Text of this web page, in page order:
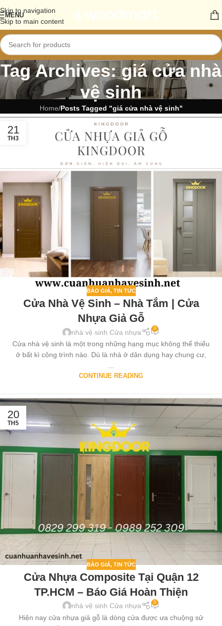
Skip to navigation
Skip to main content
MENU
Tag Archives: giá cửa nhà
vệ sinh
Home/Posts Tagged "giá cửa nhà vệ sinh"
21
TH3
BÁO GIÁ, TIN TỨC
Cửa Nhà Vệ Sinh – Nhà Tắm | Cửa
Nhựa Giả Gỗ
nhà vệ sinh Cửa nhựa 0
Cửa nhà vệ sinh là một trong những hạng mục không thể thiếu
ở bất kì công trình nào. Dù là nhà ở dân dụng hay chung cư,
CONTINUE READING
20
TH5
BÁO GIÁ, TIN TỨC
Cửa Nhựa Composite Tại Quận 12
TP.HCM – Báo Giá Hoàn Thiện
nhà vệ sinh Cửa nhựa 0
Hiện nay cửa nhựa giả gỗ là dòng cửa được ưa chuộng sử